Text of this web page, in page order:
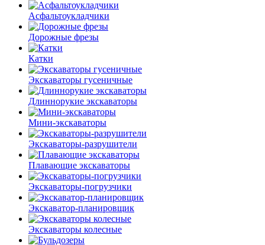
Асфальто­укладчики
Дорожные фрезы
Катки
Экскаваторы гусеничные
Длиннорукие экскаваторы
Мини-экскаваторы
Экскаваторы-разрушители
Плавающие экскаваторы
Экскаваторы-погрузчики
Экскаватор-планировщик
Экскаваторы колесные